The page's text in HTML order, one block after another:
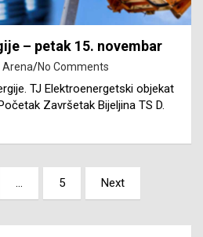
– petak 15. novembar
Arena No Comments
TJ Elektroenergetski objekat
Završetak Bijeljina TS D.
… 5 Next